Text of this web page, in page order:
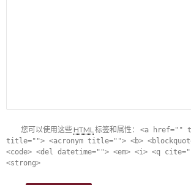
您可以使用这些 HTML标签和属性： <a href=""
title=""> <acronym title=""> <b>
<code> <del datetime=""> <em> <i> <q
<strong>